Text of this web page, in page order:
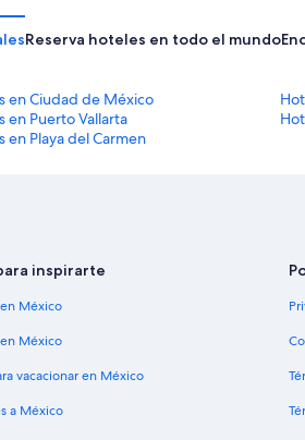
Reserva hoteles en todo el mundo
en Ciudad de México
en Puerto Vallarta
en Playa del Carmen
inspirarte
México
México
vacacionar en México
a México